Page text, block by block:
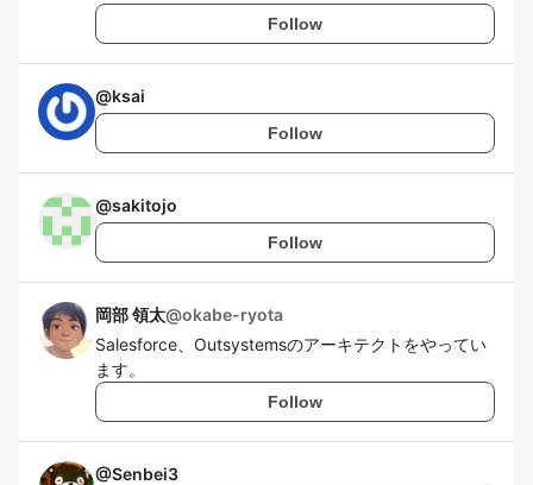
Follow
@ksai
Follow
@sakitojo
Follow
岡部 領太@okabe-ryota
Salesforce、Outsystemsのアーキテクトをやってい
ます。
Follow
@Senbei3